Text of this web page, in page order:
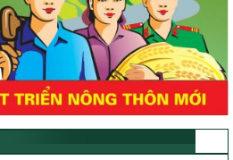
trình mục tiêu quốc gia xây dựng
bền vững và phát triển kinh tế – xã
thiểu số và miền núi giai đoạn 2026 –
An
Chương trình mục tiều quốc gia xây
bền vững và phát triển kinh tế –